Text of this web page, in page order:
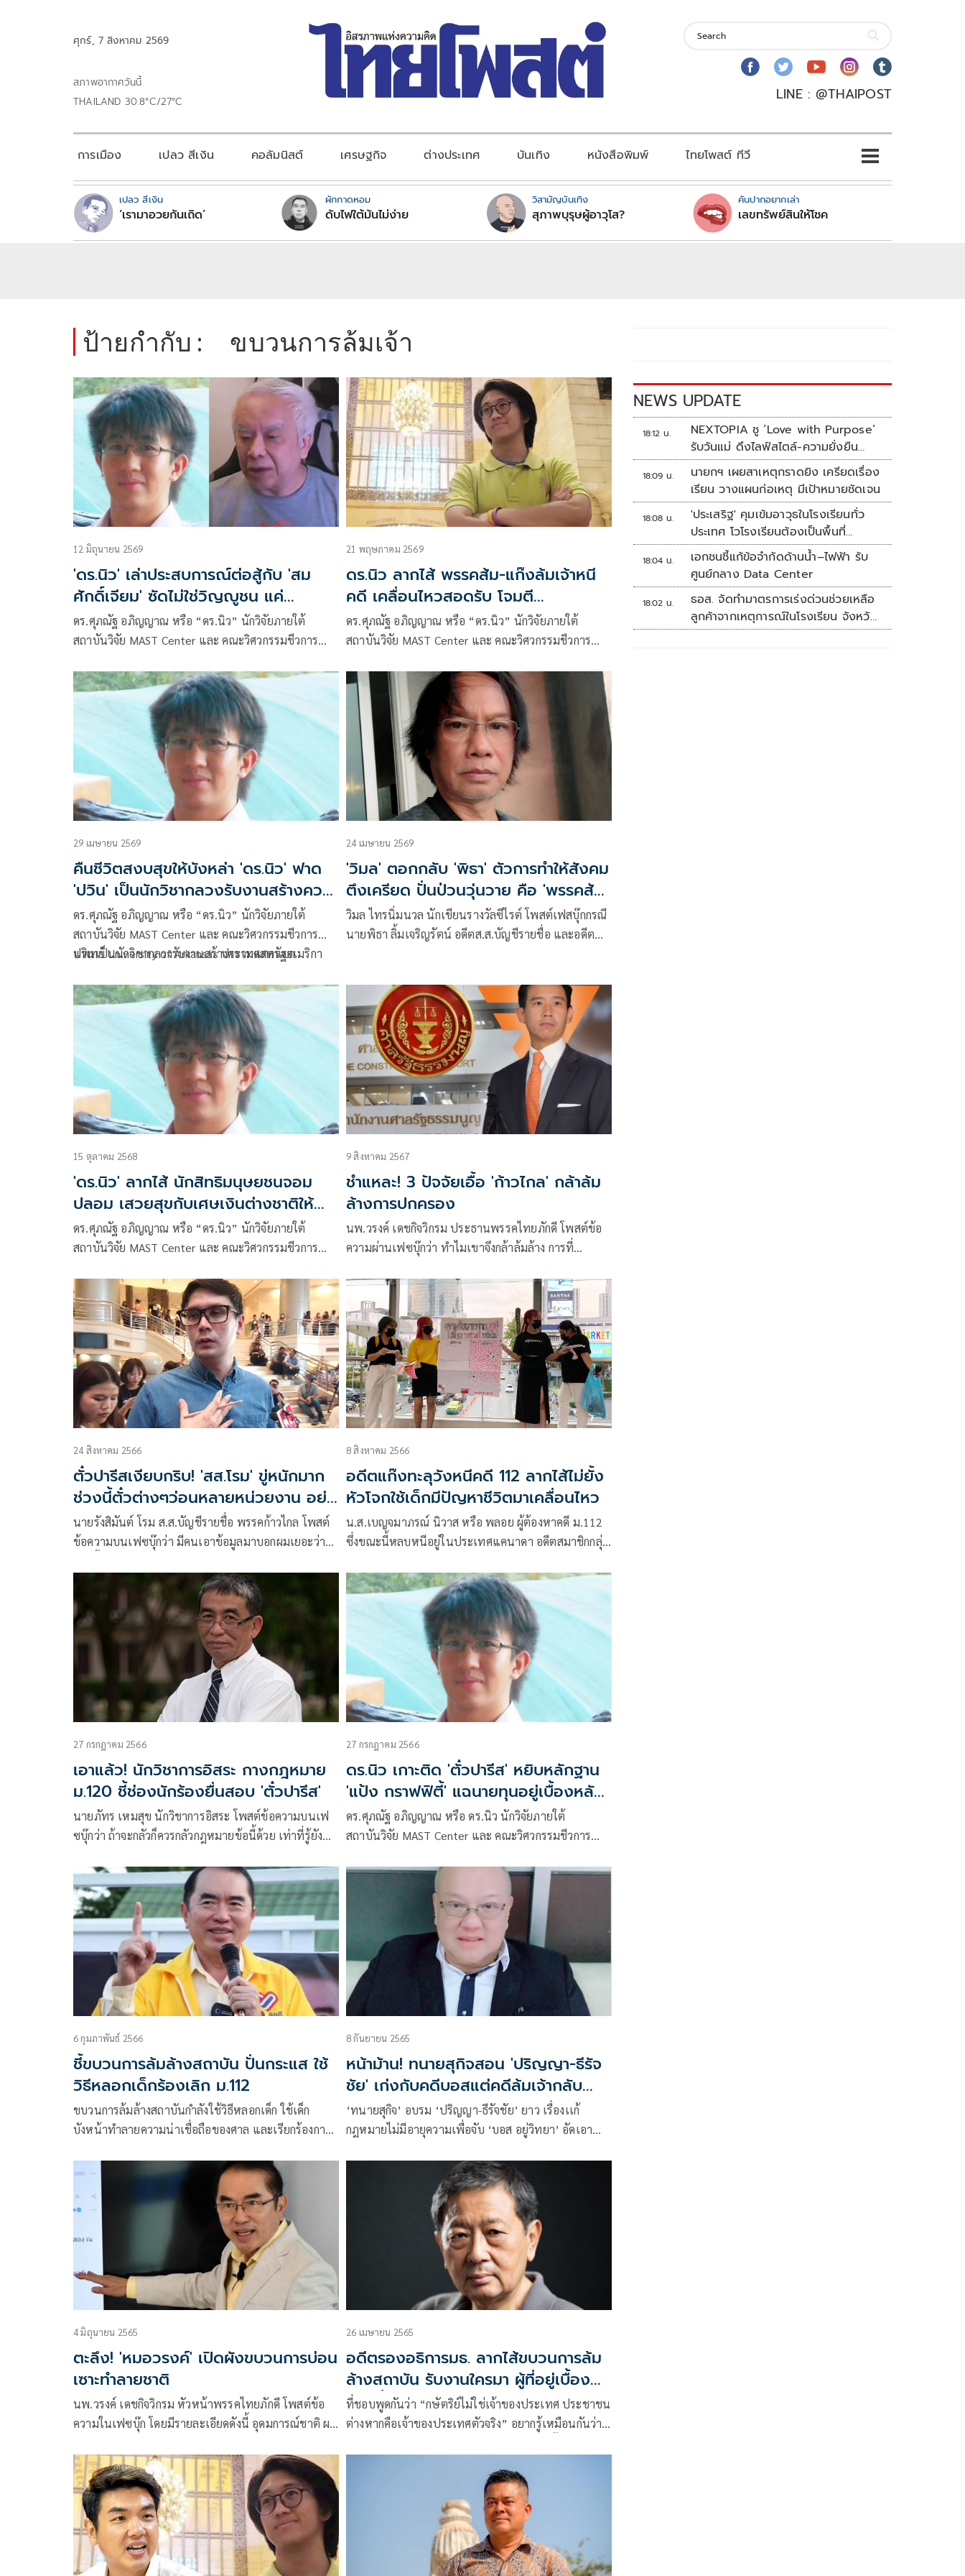
ศุกร์, 7 สิงหาคม 2569
สภาพอากาศวันนี้
THAILAND 30.8°C/27°C
LINE : @THAIPOST
การเมือง เปลว สีเงิน คอลัมนิสต์ เศรษฐกิจ ต่างประเทศ บันเทิง หนังสือพิมพ์ ไทยโพสต์ ทีวี
เปลว สีเงิน
‘เรามาอวยกันเถิด’
ผักกาดหอม
ดับไฟใต้มันไม่ง่าย
วิสามัญบันเทิง
สุภาพบุรุษผู้อาวุโส?
คันปากอยากเล่า
เลขทรัพย์สินให้โชค
ป้ายกำกับ : ขบวนการล้มเจ้า
12 มิถุนายน 2569
'ดร.นิว' เล่าประสบการณ์ต่อสู้กับ 'สม
ศักดิ์เจียม' ซัดไม่ใช่วิญญูชน แค่
อาชญากรทางวิชาการ
ดร.ศุภณัฐ อภิญญาณ หรือ “ดร.นิว” นักวิจัยภายใต้
สถาบันวิจัย MAST Center และ คณะวิศวกรรมชีวการ
โพสต์ข้อความ เรื่อง เล่าประสบการณ์ต่อสู้กับสมศักดิ์เจียม
มีเนื้อหาดังนี้
21 พฤษภาคม 2569
ดร.นิว ลากไส้ พรรคส้ม-แก๊งล้มเจ้าหนี
คดี เคลื่อนไหวสอดรับ โจมตี
'องคมนตรี'
ดร.ศุภณัฐ อภิญญาณ หรือ “ดร.นิว” นักวิจัยภายใต้
สถาบันวิจัย MAST Center และ คณะวิศวกรรมชีวการ
โพสต์ข้อความผ่านเฟซบุ๊กว่า พรรคส้มยังคงร่วมมือกับ
พวกล้มเจ้าหนีคดี?
29 เมษายน 2569
คืนชีวิตสงบสุขให้บังหล่า 'ดร.นิว' ฟาด
'ปวิน' เป็นนักวิชากลวงรับงานสร้างความ
แตกแยก
ดร.ศุภณัฐ อภิญญาณ หรือ “ดร.นิว” นักวิจัยภายใต้
สถาบันวิจัย MAST Center และ คณะวิศวกรรมชีวการ
แพทย์ University of Arkansas ประเทศสหรัฐอเมริกา
ปวินเป็นนักวิชากลวงรับงานสร้างความแตกแยก
24 เมษายน 2569
'วิมล' ตอกกลับ 'พิธา' ตัวการทำให้สังคม
ตึงเครียด ปั่นป่วนวุ่นวาย คือ 'พรรคส้ม'
อย่าโทษคนอื่น
วิมล ไทรนิ่มนวล นักเขียนรางวัลซีไรต์ โพสต์เฟสบุ๊กกรณี
นายพิธา ลิ้มเจริญรัตน์ อดีตส.ส.บัญชีรายชื่อ และอดีต
ผ่อนความตึงเครียดของสังคม ว่า
15 ตุลาคม 2568
'ดร.นิว' ลากไส้ นักสิทธิมนุษยชนจอม
ปลอม เสวยสุขกับเศษเงินต่างชาติให้
แทรกแซงชาติตัวเอง
ดร.ศุภณัฐ อภิญญาณ หรือ “ดร.นิว” นักวิจัยภายใต้
สถาบันวิจัย MAST Center และ คณะวิศวกรรมชีวการ
โพสต์ข้อความผ่านเฟซบุ๊ก หัวข้อ เบื้องหลังของนักสิทธิ
มนุษยชนจอมปลอม มีเนื้อหาดังนี้
9 สิงหาคม 2567
ชำแหละ! 3 ปัจจัยเอื้อ 'ก้าวไกล' กล้าล้ม
ล้างการปกครอง
นพ.วรงค์ เดชกิจวิกรม ประธานพรรคไทยภักดี โพสต์ข้อ
ความผ่านเฟซบุ๊กว่า ทำไมเขาจึงกล้าล้มล้าง การที่
24 สิงหาคม 2566
ตั๋วปารีสเงียบกริบ! 'สส.โรม' ขู่หนักมาก
ช่วงนี้ตั๋วต่างๆว่อนหลายหน่วยงาน อย่า
คิดว่าผมไม่รู้นะ
นายรังสิมันต์ โรม ส.ส.บัญชีรายชื่อ พรรคก้าวไกล โพสต์
ข้อความบนเฟซบุ๊กว่า มีคนเอาข้อมูลมาบอกผมเยอะว่า
8 สิงหาคม 2566
อดีตแก๊งทะลุวังหนีคดี 112 ลากไส้ไม่ยั้ง
หัวโจกใช้เด็กมีปัญหาชีวิตมาเคลื่อนไหว
น.ส.เบญจมาภรณ์ นิวาส หรือ พลอย ผู้ต้องหาคดี ม.112
ซึ่งขณะนี้หลบหนีอยู่ในประเทศแคนาดา อดีตสมาชิกกลุ่ม
ระบุว่า เราเคยเป็นหนึ่งในเด็กที่บุ้งเอามาดูแลเหมือน
หยก
27 กรกฎาคม 2566
เอาแล้ว! นักวิชาการอิสระ กางกฎหมาย
ม.120 ชี้ช่องนักร้องยื่นสอบ 'ตั๋วปารีส'
นายภัทร เหมสุข นักวิชาการอิสระ โพสต์ข้อความบนเฟ
ซบุ๊กว่า ถ้าจะกลัวก็ควรกลัวกฎหมายข้อนี้ด้วย เท่าที่รู้ยัง
27 กรกฎาคม 2566
ดร.นิว เกาะติด 'ตั๋วปารีส' หยิบหลักฐาน
'แป้ง กราฟฟิตี้' แฉนายทุนอยู่เบื้องหลัง
ขบวนการล้มเจ้า
ดร.ศุภณัฐ อภิญญาณ หรือ ดร.นิว นักวิจัยภายใต้
สถาบันวิจัย MAST Center และ คณะวิศวกรรมชีวการ
โพสต์ข้อความผ่านเฟซบุ๊กว่า หลักฐานเพิ่มเติมจากคุณ
แมวหัวปวดค่อนข้างชัดเจน มีคนไทยอยู่เบื้องหลัง
6 กุมภาพันธ์ 2566
ชี้ขบวนการล้มล้างสถาบัน ปั่นกระแส ใช้
วิธีหลอกเด็กร้องเลิก ม.112
ขบวนการล้มล้างสถาบันกำลังใช้วิธีหลอกเด็ก ใช้เด็ก
บังหน้าทำลายความน่าเชื่อถือของศาล และเรียกร้องการ
พรรคหนึ่ง
8 กันยายน 2565
หน้าม้าน! ทนายสุกิจสอน 'ปริญญา-ธีรัจ
ชัย' เก่งกับคดีบอสแต่คดีล้มเจ้ากลับ
เงียบ
‘ทนายสุกิจ’ อบรม ‘ปริญญา-ธีรัจชัย’ ยาว เรื่องเเก้
กฎหมายไม่มีอายุความเพื่อจับ ‘บอส อยู่วิทยา’ อัดเอา
แต่คดีล้มเจ้ากลับเงียบเป็นเป่าสาก
4 มิถุนายน 2565
ตะลึง! 'หมอวรงค์' เปิดผังขบวนการบ่อน
เซาะทำลายชาติ
นพ.วรงค์ เดชกิจวิกรม หัวหน้าพรรคไทยภักดี โพสต์ข้อ
ความในเฟซบุ๊ก โดยมีรายละเอียดดังนี้ อุดมการณ์ชาติ ผม
พยายามปลุกระดมคนไทยด้วยกัน ให้เกลียดชัง ด้อยค่า
อุดมการณ์ชาติ ซึ่งเป็นอุดมการณ์ ของความเป็นชาติไทย
26 เมษายน 2565
อดีตรองอธิการมธ. ลากไส้ขบวนการล้ม
ล้างสถาบัน รับงานใครมา ผู้ที่อยู่เบื้อง
หลังทั้งหลายต่างรู้อยู่แก่ใจ
ที่ชอบพูดกันว่า “กษัตริย์ไม่ใช่เจ้าของประเทศ ประชาชน
ต่างหากคือเจ้าของประเทศตัวจริง” อยากรู้เหมือนกันว่า
มาอาศัยพึ่งพระบรมโพธิสมภารอยู่ในประเทศไทย
NEWS UPDATE
18:12 น.
NEXTOPIA ชู ‘Love with Purpose’
รับวันแม่ ดึงไลฟ์สไตล์-ความยั่งยืน
สร้างประสบการณ์ช้อปปิงมีความหมาย
18:09 น.
นายกฯ เผยสาเหตุกราดยิง เครียดเรื่อง
เรียน วางแผนก่อเหตุ มีเป้าหมายชัดเจน
18:08 น.
'ประเสริฐ' คุมเข้มอาวุธในโรงเรียนทั่ว
ประเทศ โวโรงเรียนต้องเป็นพื้นที่
ปลอดภัย
18:04 น.
เอกชนชี้แก้ข้อจำกัดด้านน้ำ–ไฟฟ้า รับ
ศูนย์กลาง Data Center
18:02 น.
ธอส. จัดทำมาตรการเร่งด่วนช่วยเหลือ
ลูกค้าจากเหตุการณ์ในโรงเรียน จังหวัด
นนทบุรี กรณีเสียชีวิตหรือทุพพลภาพ